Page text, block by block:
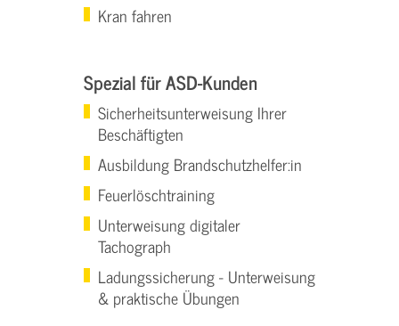
Kran fahren
Spezial für ASD-Kunden
Sicherheitsunterweisung Ihrer
Beschäftigten
Ausbildung Brandschutzhelfer:in
Feuerlöschtraining
Unterweisung digitaler
Tachograph
Ladungssicherung - Unterweisung
& praktische Übungen